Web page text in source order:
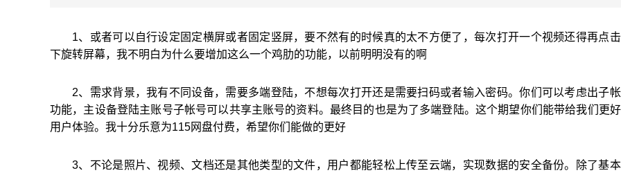
1、或者可以自行设定固定横屏或者固定竖屏，要不然有的时候真的太不方便了，每次打开一个视频还得再点
下旋转屏幕，我不明白为什么要增加这么一个鸡肋的功能，以前明明没有的啊
2、需求背景，我有不同设备，需要多端登陆，不想每次打开还是需要扫码或者输入密码。你们可以考虑出子
功能，主设备登陆主账号子帐号可以共享主账号的资料。最终目的也是为了多端登陆。这个期望你们能带给我们更
用户体验。我十分乐意为115网盘付费，希望你们能做的更好
3、不论是照片、视频、文档还是其他类型的文件，用户都能轻松上传至云端，实现数据的安全备份。除了基